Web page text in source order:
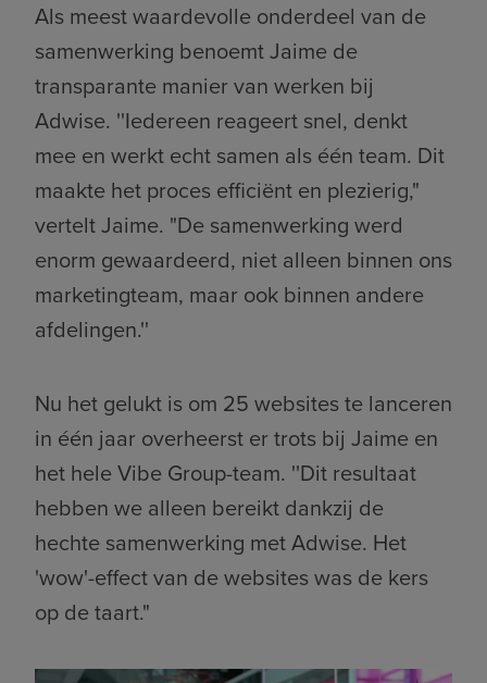
Als meest waardevolle onderdeel van de
samenwerking benoemt Jaime de
transparante manier van werken bij
Adwise. ''Iedereen reageert snel, denkt
mee en werkt echt samen als één team. Dit
maakte het proces efficiënt en plezierig,"
vertelt Jaime. "De samenwerking werd
enorm gewaardeerd, niet alleen binnen ons
marketingteam, maar ook binnen andere
afdelingen.''
Nu het gelukt is om 25 websites te lanceren
in één jaar overheerst er trots bij Jaime en
het hele Vibe Group-team. ''Dit resultaat
hebben we alleen bereikt dankzij de
hechte samenwerking met Adwise. Het
'wow'-effect van de websites was de kers
op de taart."